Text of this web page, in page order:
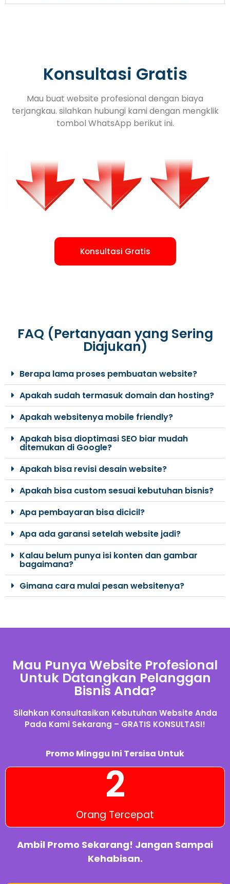
Konsultasi Gratis
Mau buat website profesional dengan biaya
terjangkau. silahkan hubungi kami dengan mengklik
tombol WhatsApp berikut ini.
Konsultasi Gratis
FAQ (Pertanyaan yang Sering
Diajukan)
Berapa lama proses pembuatan website?
Apakah sudah termasuk domain dan hosting?
Apakah websitenya mobile friendly?
Apakah bisa dioptimasi SEO biar mudah
ditemukan di Google?
Apakah bisa revisi desain website?
Apakah bisa custom sesuai kebutuhan bisnis?
Apa pembayaran bisa dicicil?
Apa ada garansi setelah website jadi?
Kalau belum punya isi konten dan gambar
bagaimana?
Gimana cara mulai pesan websitenya?
Mau Punya Website Profesional
Untuk Datangkan Pelanggan
Bisnis Anda?
Silahkan Konsultasikan Kebutuhan Website Anda
Pada Kami Sekarang – GRATIS KONSULTASI!
Promo Minggu Ini Tersisa Untuk
Orang Tercepat
2
Ambil Promo Sekarang! Jangan Sampai
Kehabisan.